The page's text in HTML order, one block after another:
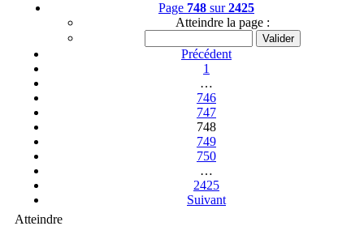
Page 748 sur2425
Atteindre la page :
Précédent
1
…
746
747
748
749
750
…
2425
Suivant
Atteindre